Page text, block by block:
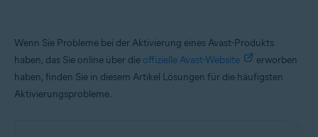
Produkte:
Alle kostenpflichtigen Avast-Produkte für Privatanwender
Wenn Sie Probleme bei der Aktivierung eines Avast-Produkts
haben, das Sie online über die offizielle Avast-Website
erworben
haben, finden Sie in diesem Artikel Lösungen für die häufigsten
Aktivierungsprobleme.